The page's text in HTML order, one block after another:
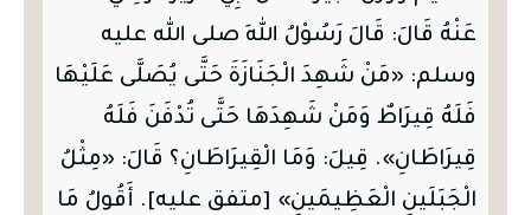
عَنْهُ قَالَ: قَالَ رَسُوْلُ اللهِ صلى الله عليه
وسلم: «مَنْ شَهِدَ الْجَنَازَةَ حَتَّى يُصَلَّى عَلَيْهَا
فَلَهُ قِيرَاطٌ وَمَنْ شَهِدَهَا حَتَّى تُدْفَنَ فَلَهُ
قِيرَاطَانِ». قِيلَ: وَمَا الْقِيرَاطَانِ؟ قَالَ: «مِثْلُ
الْجَبَلَينِ الْعَظِيمَينِ» [متفق عليه]. أَقُولُ مَا